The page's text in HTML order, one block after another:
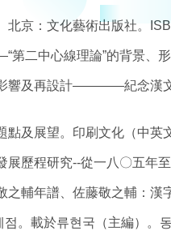
京：文化藝術出版社。
二中心線理論”的背景、
響及再設計————紀念漢
及展望。印刷文化（中英
歷程研究--從一八〇五年
輔年譜、佐藤敬之輔：
。載於류현국（主編）。